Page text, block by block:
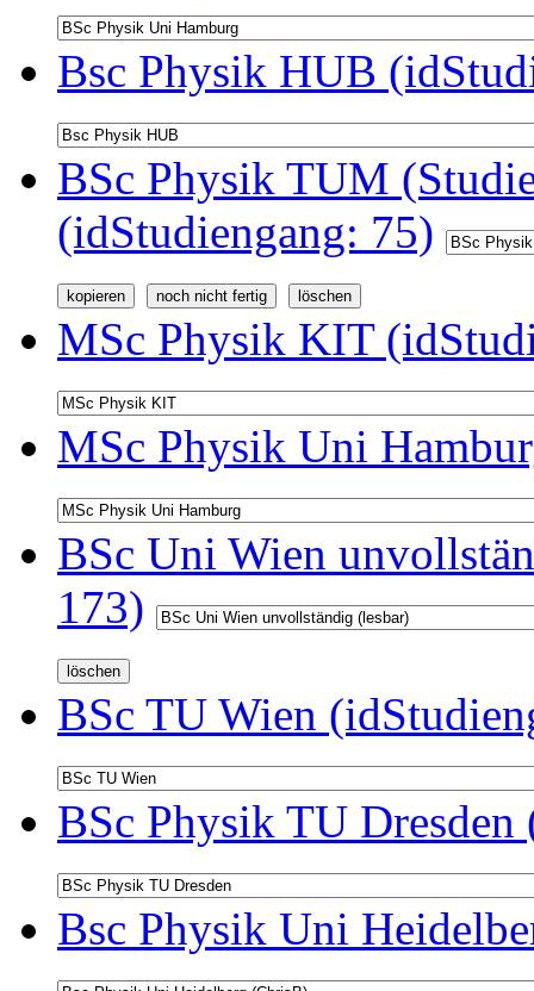
Bsc Physik HUB
BSc Physik TUM
(idStudiengang: 75)
MSc Physik KIT
MSc Physik Uni
BSc Uni Wien
173)
BSc TU Wien
BSc Physik TU
Bsc Physik Uni